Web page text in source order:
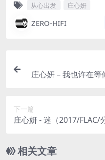
从心出发 庄心妍
ZERO-HIFI
庄心妍 – 我也许在等
下一篇
庄心妍 - 迷（2017/FLAC/
相关文章